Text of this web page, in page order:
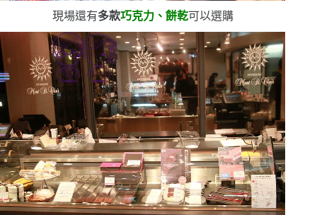
現場還有多款巧克力、餅乾可以選購